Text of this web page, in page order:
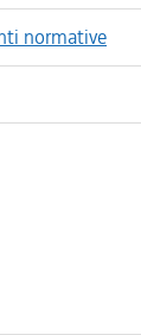
normative